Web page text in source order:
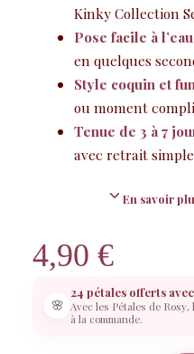
Kinky Collection
Pose facile à l’eau
en quelques
Style coquin et fun
ou moment
Tenue de 3 à 7
avec retrait
En savoir
4,90 €
🌸
24 pétales offerts
Avec les Pétales de
à la commande.